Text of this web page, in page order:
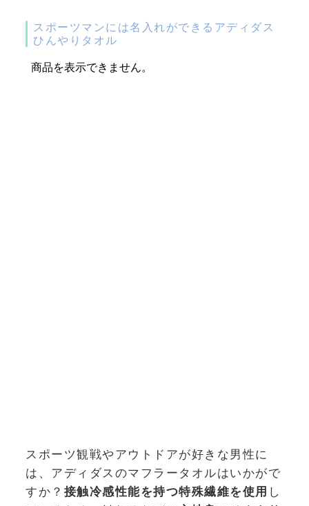
スポーツマンには名入れができるアディダス
ひんやりタオル
スポーツ観戦やアウトドアが好きな男性に
は、アディダスのマフラータオルはいかがで
すか？ 接触冷感性能を持つ特殊繊維を使用 し